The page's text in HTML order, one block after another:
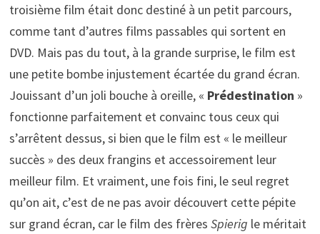
troisième film était donc destiné à un petit parcours,
comme tant d’autres films passables qui sortent en
DVD. Mais pas du tout, à la grande surprise, le film est
une petite bombe injustement écartée du grand écran.
Jouissant d’un joli bouche à oreille, « Prédestination »
fonctionne parfaitement et convainc tous ceux qui
s’arrêtent dessus, si bien que le film est « le meilleur
succès » des deux frangins et accessoirement leur
meilleur film. Et vraiment, une fois fini, le seul regret
qu’on ait, c’est de ne pas avoir découvert cette pépite
sur grand écran, car le film des frères Spierig le méritait